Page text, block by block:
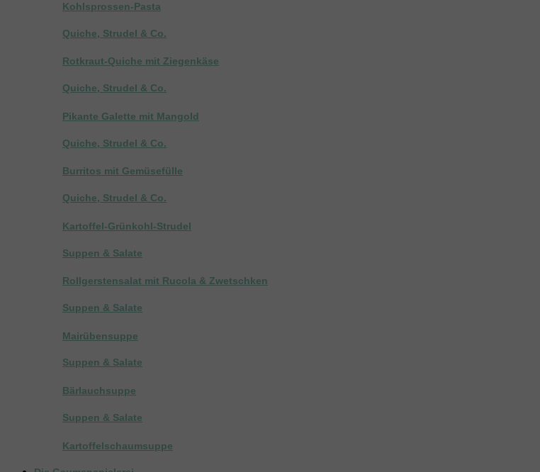
Kohlsprossen-Pasta
Quiche, Strudel & Co.
Rotkraut-Quiche mit Ziegenkäse
Quiche, Strudel & Co.
Pikante Galette mit Mangold
Quiche, Strudel & Co.
Burritos mit Gemüsefülle
Quiche, Strudel & Co.
Kartoffel-Grünkohl-Strudel
Suppen & Salate
Rollgerstensalat mit Rucola & Zwetschken
Suppen & Salate
Mairübensuppe
Suppen & Salate
Bärlauchsuppe
Suppen & Salate
Kartoffelschaumsuppe